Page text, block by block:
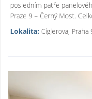
posledním patře
Praze 9 – Černý Most.
Lokalita: Cíglerova,